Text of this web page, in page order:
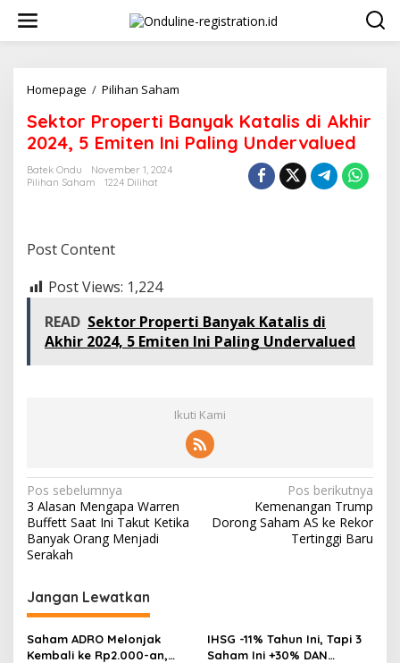
konten
Homepage / Pilihan Saham
Banyak
Katalis
di
Sektor Properti Banyak Katalis di Akhir
2024, 5 Emiten Ini Paling Undervalued
Batek Ondu
November 1, 2024
Pilihan Saham
1224 Dilihat
Post Content
Post Views: 1,224
READ Sektor Properti Banyak Katalis di
Akhir 2024, 5 Emiten Ini Paling Undervalued
Ikuti Kami
Navigasi
pos
Pos sebelumnya
3 Alasan Mengapa Warren
Buffett Saat Ini Takut Ketika
Banyak Orang Menjadi
Serakah
Pos berikutnya
Kemenangan Trump
Dorong Saham AS ke Rekor
Tertinggi Baru
Jangan Lewatkan
Saham ADRO Melonjak
Kembali ke Rp2.000-an,
IHSG -11% Tahun Ini, Tapi 3
Saham Ini +30% DAN